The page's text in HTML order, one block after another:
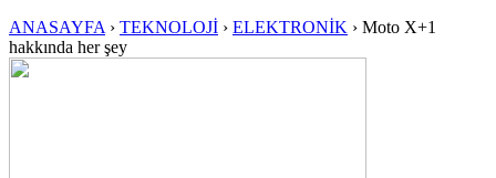
ANASAYFA › TEKNOLOJİ › ELEKTRONİK › Moto X+1
hakkında her şey